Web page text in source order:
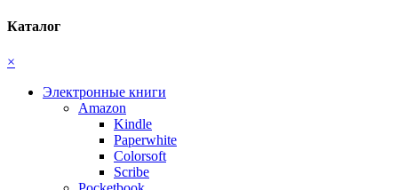
Каталог
×
Электронные книги
Amazon
Kindle
Paperwhite
Colorsoft
Scribe